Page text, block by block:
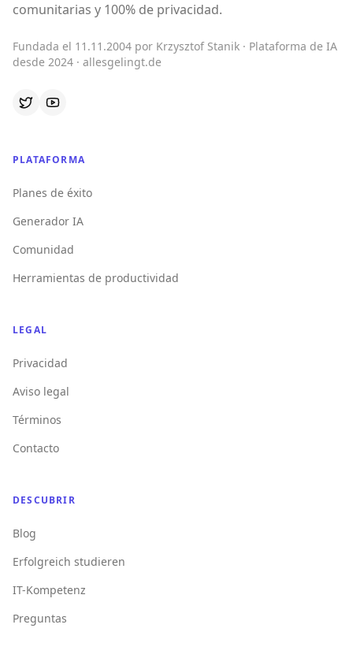
comunitarias y 100% de privacidad.
Fundada el 11.11.2004 por Krzysztof Stanik · Plataforma de IA
desde 2024 · allesgelingt.de
PLATAFORMA
Planes de éxito
Generador IA
Comunidad
Herramientas de productividad
LEGAL
Privacidad
Aviso legal
Términos
Contacto
DESCUBRIR
Blog
Erfolgreich studieren
IT-Kompetenz
Preguntas